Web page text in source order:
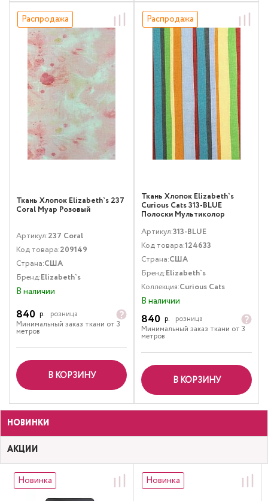
Распродажа
Ткань Хлопок Elizabeth`s 237
Coral Муар Розовый
Артикул:237 Coral
Код товара:209149
Страна:США
Бренд:Elizabeth`s
В наличии
840 р.
розница
Минимальный заказ ткани от 3
метров
В КОРЗИНУ
Распродажа
Ткань Хлопок Elizabeth`s
Curious Cats 313-BLUE
Полоски Мультиколор
Артикул:313-BLUE
Код товара:124633
Страна:США
Бренд:Elizabeth`s
Коллекция:Curious Cats
В наличии
840 р.
розница
Минимальный заказ ткани от 3
метров
В КОРЗИНУ
НОВИНКИ
АКЦИИ
Новинка Новинка